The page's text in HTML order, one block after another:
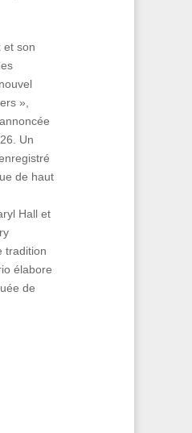
et son
»,
Un
de haut
Hall et
tradition
élabore
de